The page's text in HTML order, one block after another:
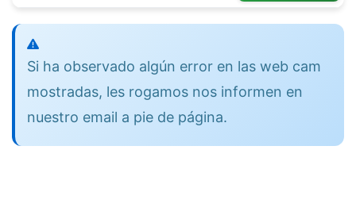
Si ha observado algún error en las web cam
mostradas, les rogamos nos informen en
nuestro email a pie de página.